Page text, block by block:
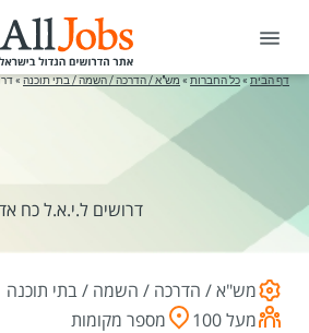
דף הבית »כל החברות » מש"א / הדרכה / השמה / בתי תוכנה»
דרושים ל.י.א.ל כח
מש"א / הדרכה / השמה / בתי תוכנה
מעל 100
מספר מקומות